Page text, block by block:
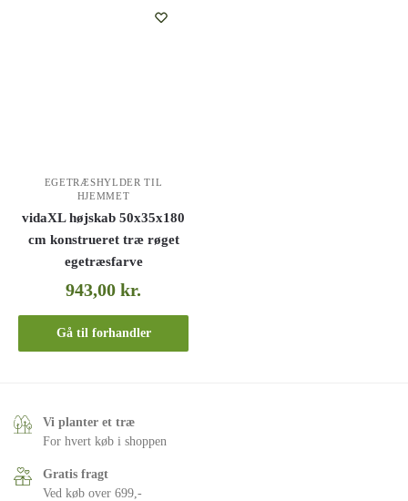
EGETRÆSHYLDER TIL
HJEMMET
vidaXL højskab 50x35x180
cm konstrueret træ røget
egetræsfarve
943,00kr.
Gå til forhandler
Vi planter et træ
For hvert køb i shoppen
Gratis fragt
Ved køb over 699,-